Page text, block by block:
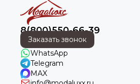
8(800)550-66-39
Заказать звонок
WhatsApp
Telegram
MAX